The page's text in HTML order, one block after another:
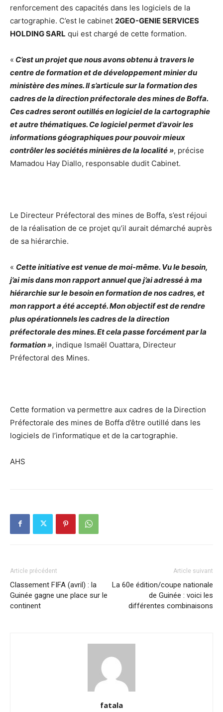
renforcement des capacités dans les logiciels de la
cartographie. C’est le cabinet 2GEO-GENIE SERVICES
HOLDING SARL qui est chargé de cette formation.
« C’est un projet que nous avons obtenu à travers le
centre de formation et de développement minier du
ministère des mines. Il s’articule sur la formation des
cadres de la direction préfectorale des mines de Boffa.
Ces cadres seront outillés en logiciel de la cartographie
et autre thématiques. Ce logiciel permet d’avoir les
informations géographiques pour pouvoir mieux
contrôler les sociétés minières de la localité », précise
Mamadou Hay Diallo, responsable dudit Cabinet.
Le Directeur Préfectoral des mines de Boffa, s’est réjoui
de la réalisation de ce projet qu’il aurait démarché auprès
de sa hiérarchie.
« Cette initiative est venue de moi-même. Vu le besoin,
j’ai mis dans mon rapport annuel que j’ai adressé à ma
hiérarchie sur le besoin en formation de nos cadres, et
mon rapport a été accepté. Mon objectif est de rendre
plus opérationnels les cadres de la direction
préfectorale des mines. Et cela passe forcément par la
formation », indique Ismaël Ouattara, Directeur
Préfectoral des Mines.
Cette formation va permettre aux cadres de la Direction
Préfectorale des mines de Boffa d’être outillé dans les
logiciels de l’informatique et de la cartographie.
AHS
Article précédent
Classement FIFA (avril) : la
Guinée gagne une place sur le
continent
Article suivant
La 60e édition/coupe nationale
de Guinée : voici les
différentes combinaisons
fatala